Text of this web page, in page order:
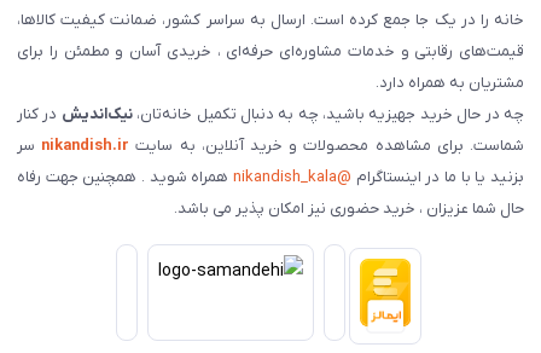
خانه را در یک جا جمع کرده است. ارسال به سراسر کشور، ضمانت کیفیت کالاها،
قیمت‌های رقابتی و خدمات مشاوره‌ای حرفه‌ای ، خریدی آسان و مطمئن را برای
مشتریان به همراه دارد.
چه در حال خرید جهیزیه باشید، چه به دنبال تکمیل خانه‌تان،نیک‌اندیش در کنار
شماست. برای مشاهده محصولات و خرید آنلاین، به سایت nikandish.ir سر
بزنید یا با ما در اینستاگرام @nikandish_kala
همراه شوید . همچنین جهت رفاه
حال شما عزیزان ، خرید حضوری نیز امکان پذیر می باشد.